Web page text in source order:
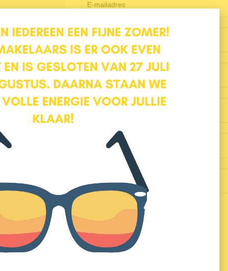
is
Het
(ca 30m2).
voor een
na je
inbouw
tot het
kamer die
de
Middag